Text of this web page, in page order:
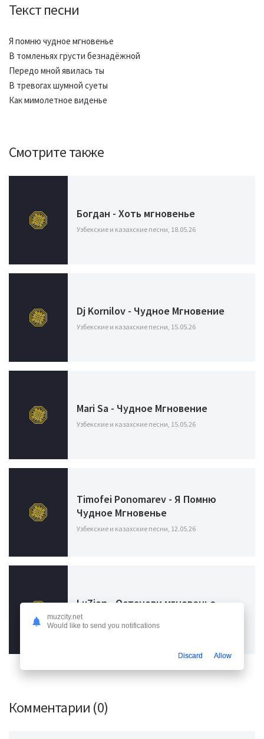
Текст песни
Я помню чудное мгновенье
В томленьях грусти безнадёжной
Передо мной явилась ты
В тревогах шумной суеты
Как мимолетное виденье
Смотрите также
Богдан - Хоть мгновенье
Узбекские и казахские песни, 18.05.26
Dj Kornilov - Чудное Мгновение
Узбекские и казахские песни, 15.05.26
Mari Sa - Чудное Мгновение
Узбекские и казахские песни, 15.05.26
Timofei Ponomarev - Я Помню
Чудное Мгновенье
Узбекские и казахские песни, 12.05.26
LuZion - Останови мгновенье
Узбекские и казахские песни, 10.05.26
Комментарии (0)
muzcity.net
Would like to send you notifications
Discard Allow